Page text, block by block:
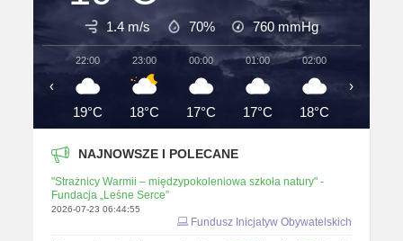
1.4 m/s 70% 760 mmHg
22:00
19°C
23:00
18°C
00:00
17°C
01:00
17°C
02:00
18°C
‹ ›
NAJNOWSZE I POLECANE
"Strażnicy Warmii – międzypokoleniowa szkoła natury" -
Fundacja „Leśne Serce”
2026-07-23 06:44:55
Fundusz Inicjatyw Obywatelskich